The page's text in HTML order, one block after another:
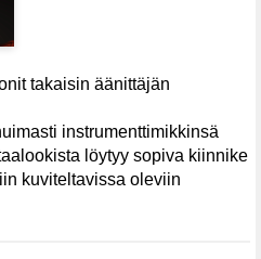
takaisin äänittäjän
instrumenttimikkinsä
löytyy sopiva kiinnike
kuviteltavissa oleviin